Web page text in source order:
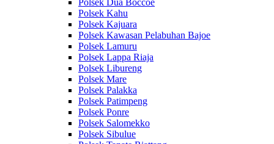
Polsek Dua Boccoe
Polsek Kahu
Polsek Kajuara
Polsek Kawasan Pelabuhan Bajoe
Polsek Lamuru
Polsek Lappa Riaja
Polsek Libureng
Polsek Mare
Polsek Palakka
Polsek Patimpeng
Polsek Ponre
Polsek Salomekko
Polsek Sibulue